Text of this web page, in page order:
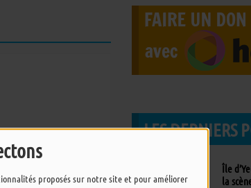
proposés sur notre site et pour améliorer
LES DERNIERS
Île
la